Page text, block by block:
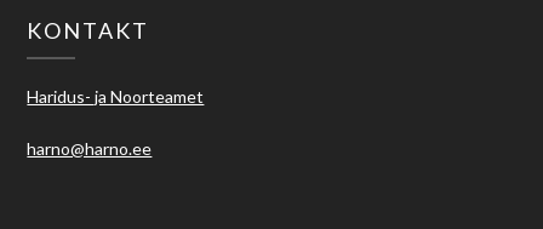
KONTAKT
Haridus- ja Noorteamet
harno@harno.ee